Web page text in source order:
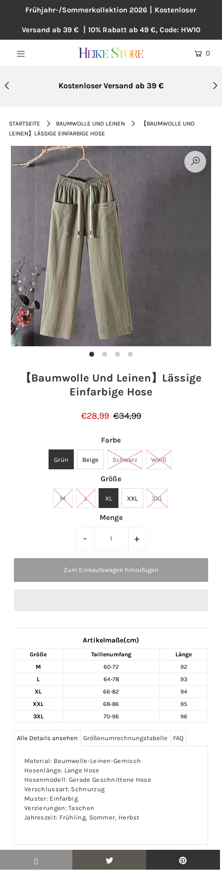
Frühjahr-/Sommerkollektion 2026丨Kostenloser
Versand ab 39 € 丨10% Rabatt ab 49 €, Code: HW10
0
Kostenloser Versand ab 39 €
STARTSEITE BAUMWOLLE UND LEINEN
【BAUMWOLLE UND
LEINEN】LÄSSIGE EINFARBIGE HOSE
【Baumwolle Und Leinen】Lässige
Einfarbige Hose
€28,99 €34,99
Farbe
Grün Beige Schwarz Weiß
Größe
M L XL XXL 3XL
Menge
- +
Artikelmaße(cm)
Größe Taillenumfang
Länge
M
60-72
92
L
64-78
93
XL
66-82
94
XXL
68-86
95
3XL
70-96 96
Alle Details ansehen Größenumrechnungstabelle FAQ
Material: Baumwolle-Leinen-Gemisch
Hosenlänge: Lange Hose
Hosenmodell: Gerade Geschnittene Hose
Verschlussart: Schnurzug
Muster: Einfarbig
Verzierungen: Taschen
Jahreszeit: Frühling, Sommer, Herbst
ÜBERGRÖßE
ACCESSOIRES
BAUMWOLLE UND LEINEN
Einloggen oder Konto erstellen